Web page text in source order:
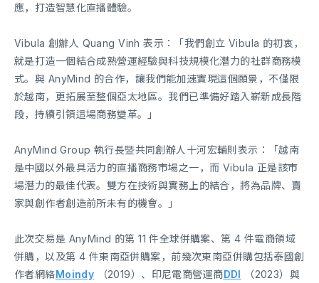
應，打造智慧化直播體驗。
Vibula 創辦人 Quang Vinh 表示：「我們創立 Vibula 的初衷，
就是打造一個結合成熟營運經驗與科技規模化潛力的社群商務模
式。與 AnyMind 的合作，讓我們能加速實現這個願景，不僅限
於越南，更拓展至整個亞太地區。我們已準備好踏入嶄新成長階
段，持續引領這場商務變革。」
AnyMind Group 執行長暨共同創辦人十河宏輔則表示：「越南
是中國以外最具活力的直播商務市場之一，而 Vibula 正是該市
場潛力的最佳代表。雙方在技術與實務上的結合，將為品牌、賣
家與創作者創造前所未有的機會。」
此次交易是 AnyMind 的第 11 件全球併購案、第 4 件電商領域
併購，以及第 4 件東南亞併購案，前幾次東南亞併購包括泰國創
作者網絡Moindy （2019）、印尼電商營運商DDI
（2023）與